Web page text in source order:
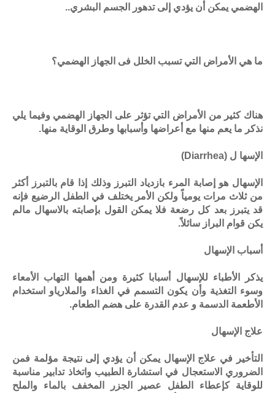
الهضمي يمكن أن يؤدي إلى تدهور الجسم البشري..
ما هي الأمراض التي تسبب الخلل فى الجهاز الهضمي؟
هناك كثير من الأمراض التي تؤثر على الجهاز الهضمي وفيما يلي
نذكر ما يعم منها مع أعراضها وأسبابها وطرق الوقاية منها.
الإسها ل (Diarrhea)
الإسهال هو إصابة المرء بازدياد التبرز وذلك إذا قام بالتبرز أكثر
من ثلاث مرات يومياً ولكن الأمر يختلف في الطفل الرضيع فإنه
قد يتبرز بعد كل رضعة فلا يمكن القول بإصابته بالاسهال مالم
يكن قوام البراز سائلاً.
أسباب الإسهال
يذكر الأطباء للإسهال أسبابا كثيرة ومن أهمها التهاب الأمعاء
وسوء التغذية وأن يكون التسمم في الغذاء والملارياو استخدام
الأطعمة الدسمة و عدم القدرة على هضم الطعام.
علاج الإسهال
التأخير في علاج الإسهال يمكن أن يؤدي إلى نتيجة مؤلمة فمن
الضروري الاستعجال في استشارة الطبيب واتخاذ تدابير مناسبة
للوقاية كإعطاء الطفل عصير الجزر المخفف بالماء والملح